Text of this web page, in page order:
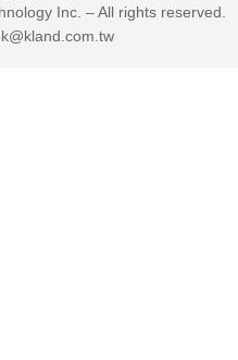
Inc. – All rights reserved.